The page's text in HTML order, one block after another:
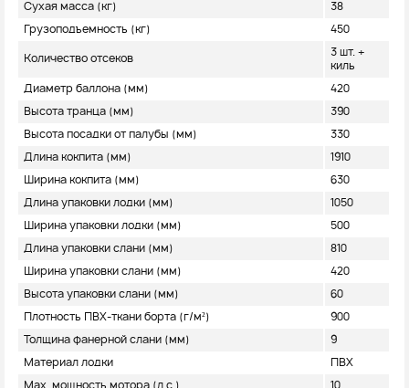
Сухая масса (кг) 38
Грузоподъемность (кг) 450
Количество отсеков
3 шт. +
киль
Диаметр баллона (мм) 420
Высота транца (мм) 390
Высота посадки от палубы (мм) 330
Длина кокпита (мм) 1910
Ширина кокпита (мм) 630
Длина упаковки лодки (мм) 1050
Ширина упаковки лодки (мм) 500
Длина упаковки слани (мм) 810
Ширина упаковки слани (мм) 420
Высота упаковки слани (мм) 60
Плотность ПВХ-ткани борта (г/м²) 900
Толщина фанерной слани (мм) 9
Материал лодки ПВХ
Max. мощность мотора (л.с.) 10